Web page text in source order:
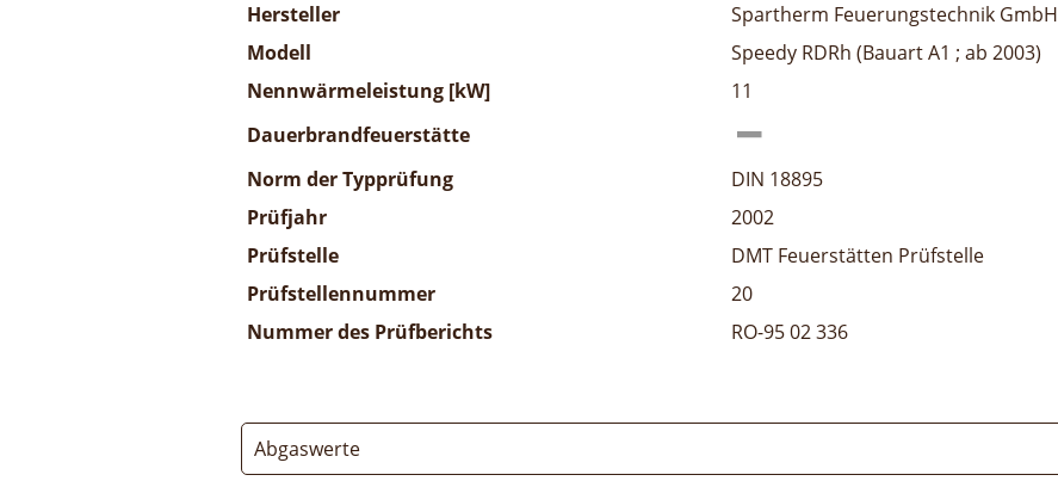
Hersteller
Spartherm Feuerungstechnik GmbH
Modell
Speedy RDRh (Bauart A1 ; ab 2003)
Nennwärmeleistung [kW]
11
Dauerbrandfeuerstätte
Norm der Typprüfung
DIN 18895
Prüfjahr
2002
Prüfstelle
DMT Feuerstätten Prüfstelle
Prüfstellennummer
20
Nummer des Prüfberichts
RO-95 02 336
Abgaswerte